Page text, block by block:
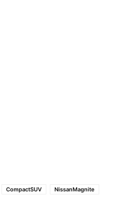
CompactSUV
NissanMagnite